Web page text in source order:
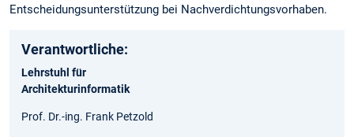
Entscheidungsunterstützung bei Nachverdichtungsvorhaben.
Verantwortliche:
Lehrstuhl für
Architekturinformatik
Prof. Dr.-ing. Frank Petzold